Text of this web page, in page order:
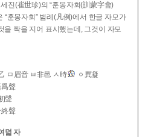
진(崔世珍)의 “훈몽자회(訓蒙字會)
“훈몽자회” 범례(凡例)에서 한글 자모가
을 짝을 지어 표시했는데, 그것이 자모
ㅁ眉音 ㅂ非邑 ㅅ時
ㆁ異凝
聲
聲
聲
덟 자